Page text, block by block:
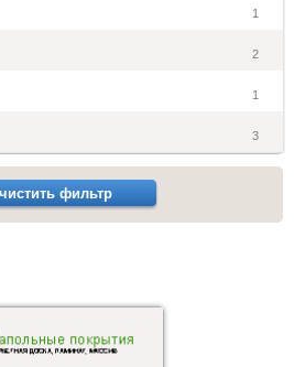
1
2
1
3
фильтр